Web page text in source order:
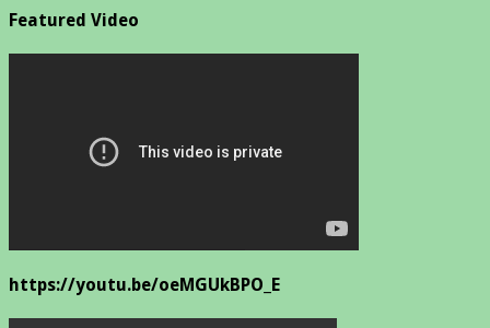
Featured Video
https://youtu.be/oeMGUkBPO_E